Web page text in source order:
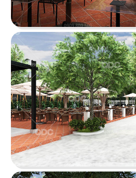
KOI Thé đầu tiên tại Biên
Chi tiết
CHEESE